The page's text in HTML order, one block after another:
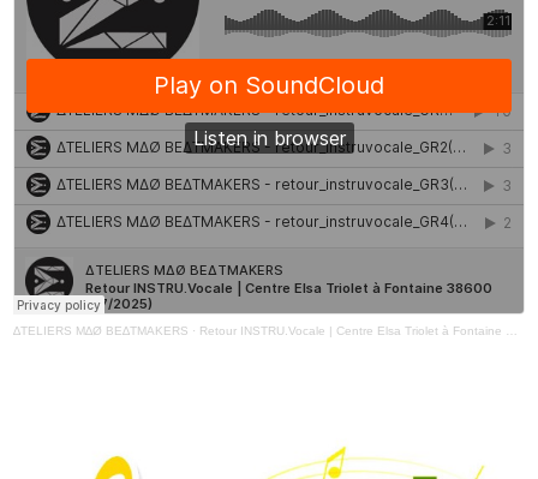
∆TELIERS M∆Ø BE∆TMAKERS · Retour INSTRU.Vocale | Centre Elsa Triolet à Fontaine 38600 (07/2025)